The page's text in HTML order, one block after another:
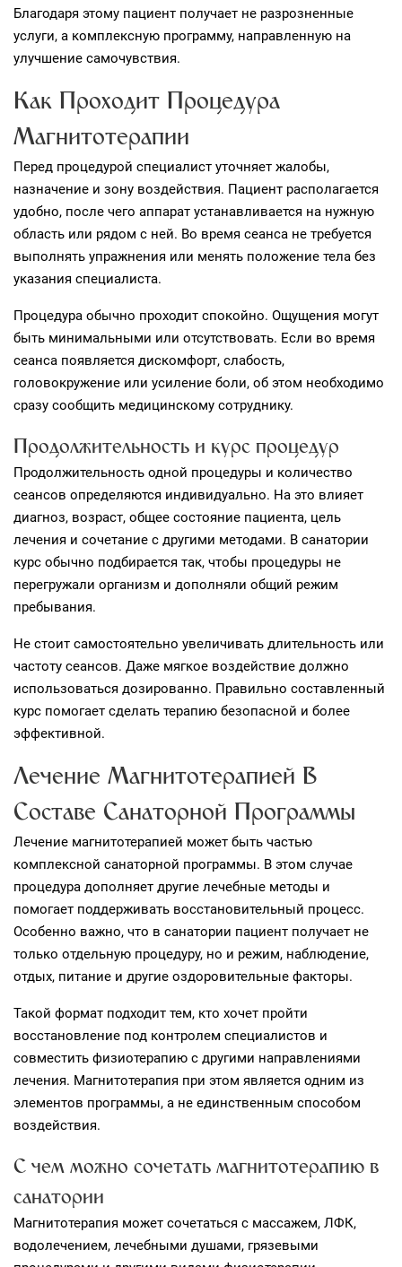
Благодаря этому пациент получает не разрозненные
услуги, а комплексную программу, направленную на
улучшение самочувствия.
Как Проходит Процедура
Магнитотерапии
Перед процедурой специалист уточняет жалобы,
назначение и зону воздействия. Пациент располагается
удобно, после чего аппарат устанавливается на нужную
область или рядом с ней. Во время сеанса не требуется
выполнять упражнения или менять положение тела без
указания специалиста.
Процедура обычно проходит спокойно. Ощущения могут
быть минимальными или отсутствовать. Если во время
сеанса появляется дискомфорт, слабость,
головокружение или усиление боли, об этом необходимо
сразу сообщить медицинскому сотруднику.
Продолжительность и курс процедур
Продолжительность одной процедуры и количество
сеансов определяются индивидуально. На это влияет
диагноз, возраст, общее состояние пациента, цель
лечения и сочетание с другими методами. В санатории
курс обычно подбирается так, чтобы процедуры не
перегружали организм и дополняли общий режим
пребывания.
Не стоит самостоятельно увеличивать длительность или
частоту сеансов. Даже мягкое воздействие должно
использоваться дозированно. Правильно составленный
курс помогает сделать терапию безопасной и более
эффективной.
Лечение Магнитотерапией В
Составе Санаторной Программы
Лечение магнитотерапией может быть частью
комплексной санаторной программы. В этом случае
процедура дополняет другие лечебные методы и
помогает поддерживать восстановительный процесс.
Особенно важно, что в санатории пациент получает не
только отдельную процедуру, но и режим, наблюдение,
отдых, питание и другие оздоровительные факторы.
Такой формат подходит тем, кто хочет пройти
восстановление под контролем специалистов и
совместить физиотерапию с другими направлениями
лечения. Магнитотерапия при этом является одним из
элементов программы, а не единственным способом
воздействия.
С чем можно сочетать магнитотерапию в
санатории
Магнитотерапия может сочетаться с массажем, ЛФК,
водолечением, лечебными душами, грязевыми